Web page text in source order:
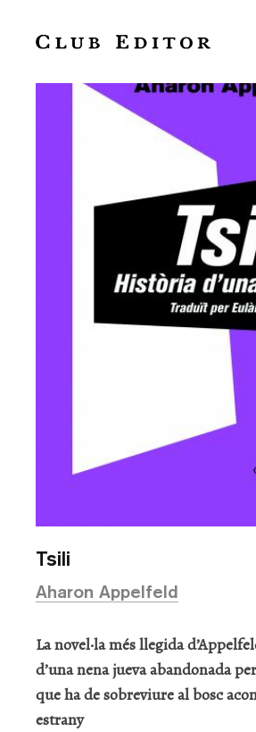
Tsili
Aharon Appelfeld
La novel·la més llegida
d’una nena jueva abandonada
que ha de sobreviure al bosc
estrany